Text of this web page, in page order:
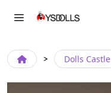
Dolls Castle